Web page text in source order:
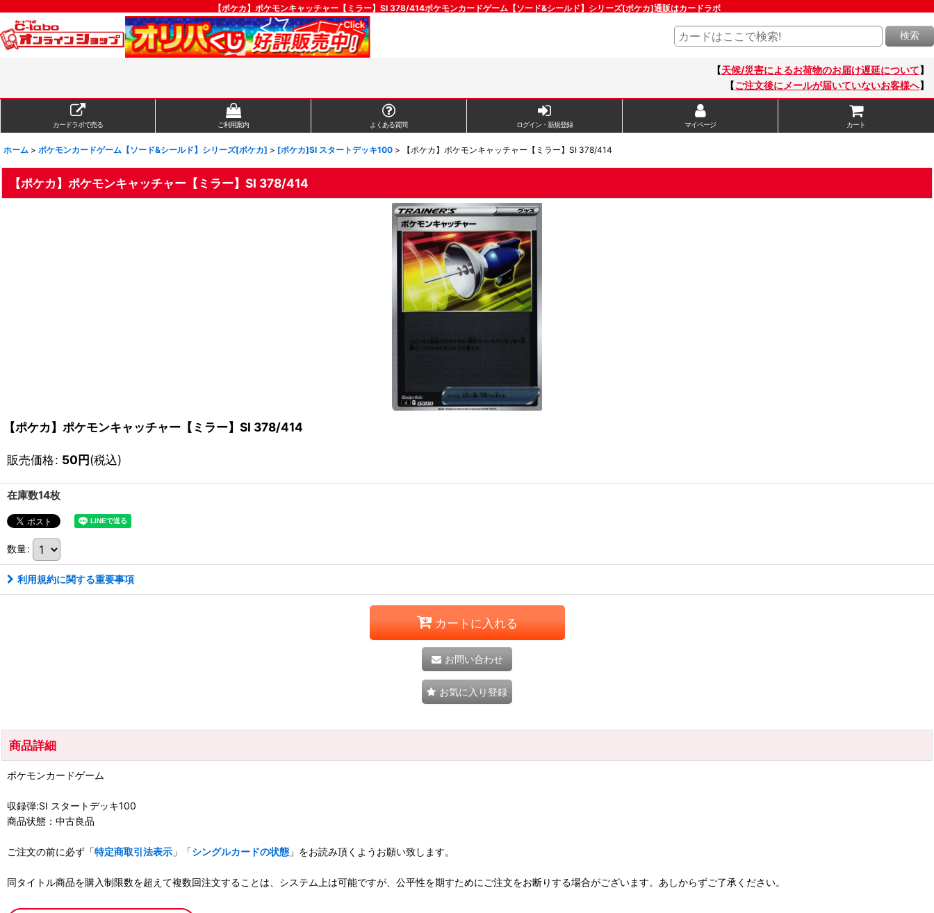
【ポケカ】ポケモンキャッチャー【ミラー】SI 378/414ポケモンカードゲーム【ソード&シールド】シリーズ[ポケカ]通販はカードラボ
検索
【天候/災害によるお荷物のお届け遅延について】
【ご注文後にメールが届いていないお客様へ】
カードラボで売る ご利用案内 よくある質問 ログイン・新規登録 マイページ カート
ホーム > ポケモンカードゲーム【ソード&シールド】シリーズ[ポケカ] > [ポケカ]SI スタートデッキ100 > 【ポケカ】ポケモンキャッチャー【ミラー】SI 378/414
【ポケカ】ポケモンキャッチャー【ミラー】SI 378/414
【ポケカ】ポケモンキャッチャー【ミラー】SI 378/414
販売価格: 50円(税込)
在庫数14枚
数量:
利用規約に関する重要事項
カートに入れる
お問い合わせ
お気に入り登録
商品詳細
ポケモンカードゲーム
収録弾:SI スタートデッキ100
商品状態：中古良品
ご注文の前に必ず「特定商取引法表示 」「シングルカードの状態 」をお読み頂くようお願い致します。
同タイトル商品を購入制限数を超えて複数回注文することは、システム上は可能ですが、公平性を期すためにご注文をお断りする場合がございます。あしからずご了承ください。